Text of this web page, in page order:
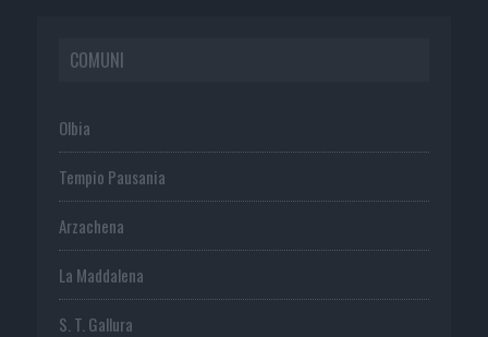
COMUNI
Olbia
Tempio Pausania
Arzachena
La Maddalena
S. T. Gallura